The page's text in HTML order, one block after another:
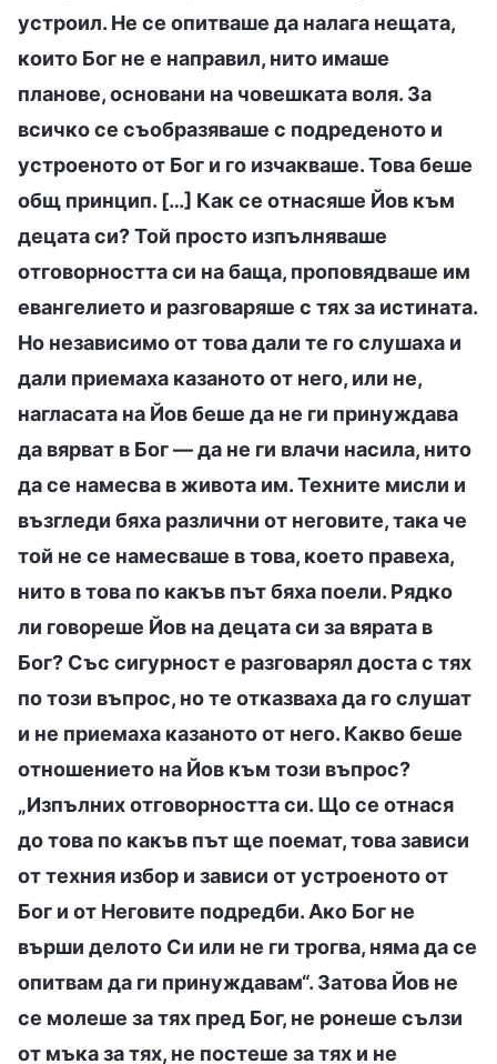
устроил. Не се опитваше да налага нещата,
които Бог не е направил, нито имаше
планове, основани на човешката воля. За
всичко се съобразяваше с подреденото и
устроеното от Бог и го изчакваше. Това беше
общ принцип. […] Как се отнасяше Йов към
децата си? Той просто изпълняваше
отговорността си на баща, проповядваше им
евангелието и разговаряше с тях за истината.
Но независимо от това дали те го слушаха и
дали приемаха казаното от него, или не,
нагласата на Йов беше да не ги принуждава
да вярват в Бог — да не ги влачи насила, нито
да се намесва в живота им. Техните мисли и
възгледи бяха различни от неговите, така че
той не се намесваше в това, което правеха,
нито в това по какъв път бяха поели. Рядко
ли говореше Йов на децата си за вярата в
Бог? Със сигурност е разговарял доста с тях
по този въпрос, но те отказваха да го слушат
и не приемаха казаното от него. Какво беше
отношението на Йов към този въпрос?
„Изпълних отговорността си. Що се отнася
до това по какъв път ще поемат, това зависи
от техния избор и зависи от устроеното от
Бог и от Неговите подредби. Ако Бог не
върши делото Си или не ги трогва, няма да се
опитвам да ги принуждавам“. Затова Йов не
се молеше за тях пред Бог, не ронеше сълзи
от мъка за тях, не постеше за тях и не